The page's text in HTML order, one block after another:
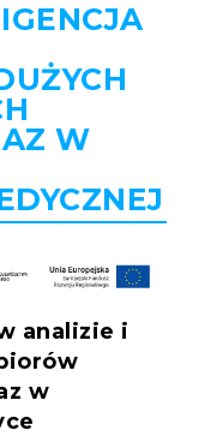
W
analizie i
w